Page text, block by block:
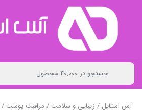
آس استایل / زیبایی و سلامت / مراقبت پوست /